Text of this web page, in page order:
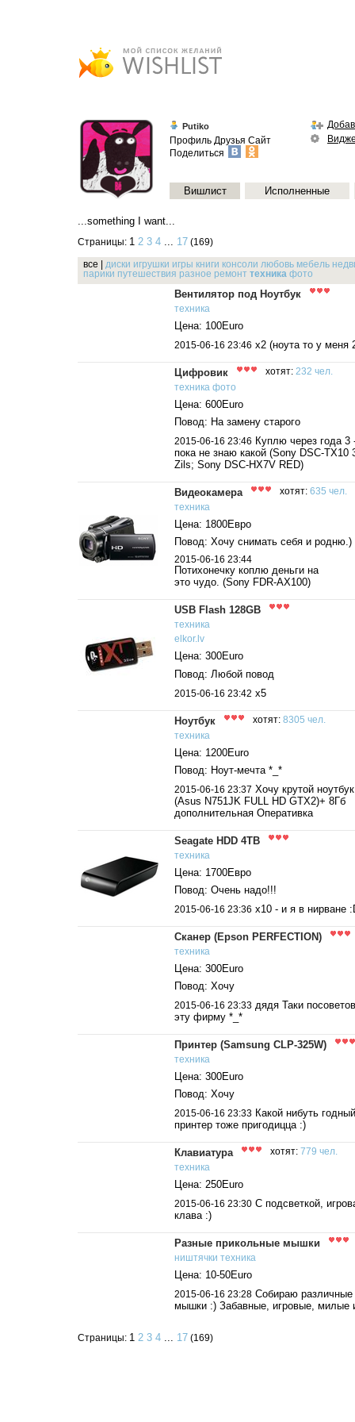
Putiko
Профиль Друзья Сайт
Поделиться
Вишлист Исполненные
...something I want...
Страницы: 1 2 3 4 ... 17 (169)
все диски игрушки игры книги консоли любовь мебель
парики путешествия разное ремонт техника фото
Вентилятор под Ноутбук
техника
Цена: 100Euro
2015-06-16 23:46 х2 (ноута то у меня
Цифровик хотят: 232 чел.
техника фото
Цена: 600Euro
Повод: На замену старого
2015-06-16 23:46 Куплю через года 3
пока не знаю какой (Sony DSC-TX10
Zils; Sony DSC-HX7V RED)
Видеокамера хотят: 635 чел.
техника
Цена: 1800Евро
Повод: Хочу снимать себя и родню.)
2015-06-16 23:44
Потихонечку коплю деньги на
это чудо. (Sony FDR-AX100)
USB Flash 128GB
техника
elkor.lv
Цена: 300Euro
Повод: Любой повод
2015-06-16 23:42 х5
Ноутбук хотят: 8305 чел.
техника
Цена: 1200Euro
Повод: Ноут-мечта *_*
2015-06-16 23:37 Хочу крутой
(Asus N751JK FULL HD GTX2)+ 8Гб
дополнительная Оперативка
Seagate HDD 4TB
техника
Цена: 1700Евро
Повод: Очень надо!!!
2015-06-16 23:36 x10 - и я в нирване
Сканер (Epson PERFECTION)
техника
Цена: 300Euro
Повод: Хочу
2015-06-16 23:33 дядя Таки
эту фирму *_*
Принтер (Samsung CLP-325W)
техника
Цена: 300Euro
Повод: Хочу
2015-06-16 23:33 Какой нибуть годный
принтер тоже пригодицца :)
Клавиатура хотят: 779 чел.
техника
Цена: 250Euro
2015-06-16 23:30 С подсветкой,
клава :)
Разные прикольные мышки
ништячки техника
Цена: 10-50Euro
2015-06-16 23:28 Собираю различные
мышки :) Забавные, игровые, милые
Страницы: 1 2 3 4 ... 17 (169)